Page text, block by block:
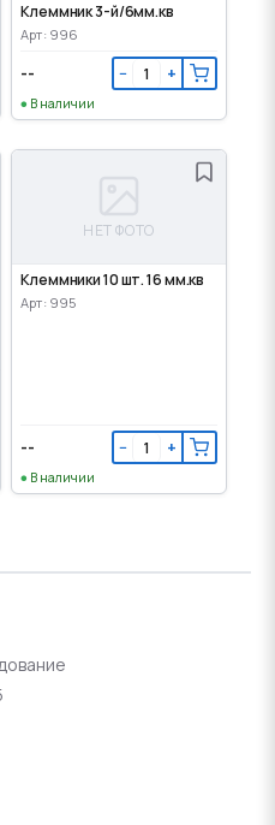
Клеммник 3-й/6мм.кв
Арт: 996
-- − +
В наличии
НЕТ ФОТО
Клеммники 10 шт. 16 мм.кв
Арт: 995
-- − +
В наличии